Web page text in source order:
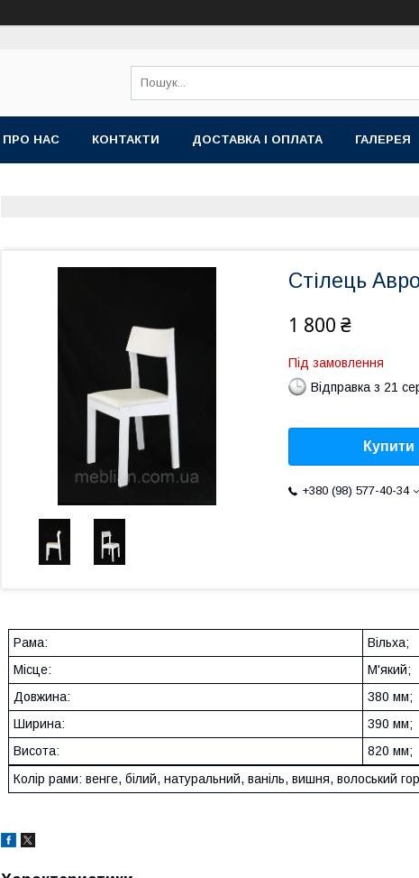
ПРО НАС КОНТАКТИ ДОСТАВКА І ОПЛАТА ГАЛЕРЕЯ
Стілець
1 800 ₴
Під замовлення
Відправка з 21
Купити
+380 (98) 577-40-34
Рама:
Вільха;
Місце:
М'який;
Довжина:
380 мм;
Ширина:
390 мм;
Висота:
820 мм;
Колір рами: венге, білий, натуральний, ваніль, вишня, волоський